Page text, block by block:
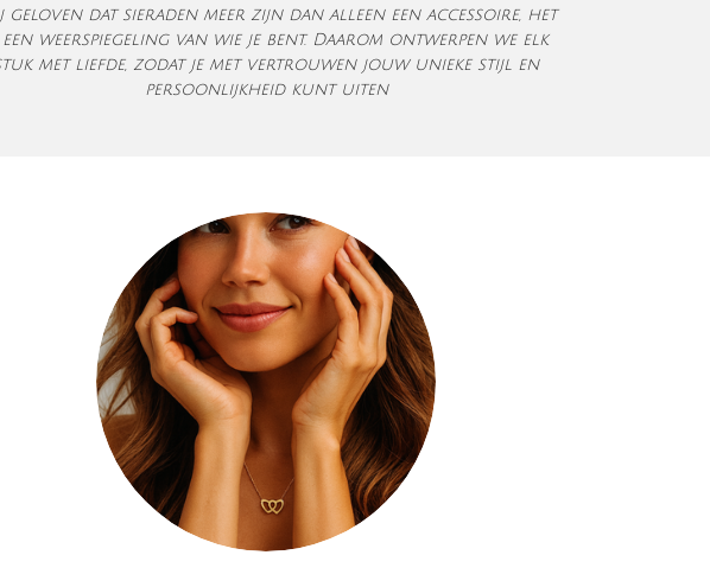
geloven dat sieraden meer zijn dan alleen een accessoire, het
een weerspiegeling van wie je bent. Daarom ontwerpen we elk
met liefde, zodat je met vertrouwen jouw unieke stijl en
persoonlijkheid kunt uiten